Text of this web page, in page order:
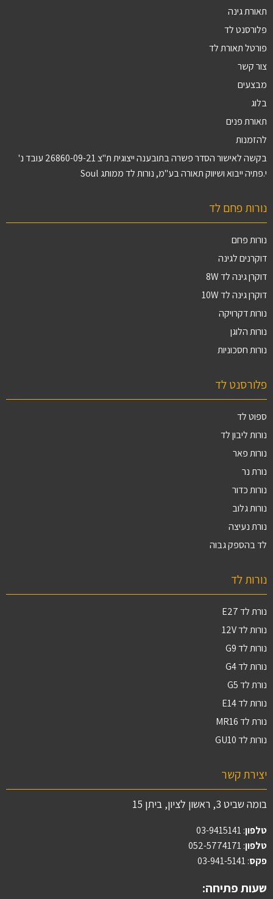
תאורת גינה
פלורסנט לד
פורטל תאורת לד
צור קשר
מבצעים
בלוג
תאורת פנים
להזמנות
בקשה לאישור הסדר פשרה בתובענה ייצוגית ת"צ 26860-09-21 עובד נ'
י.פתיה ייבוא ושיווק תאורה בע"מ, נורות לד ממותג Soul
נורות פחם לד
נורות פחם
דוקרנים לגינה
דוקרן גינה לד 8W
דוקרן גינה לד 10W
נורות דקרויקה
נורות הלוגן
נורות חסכוניות
פלורסנט לד
ספוט לד
נורות ליבון לד
נורות פאר
נורת נר
נורות כדור
נורות גלוב
נורת נעיצה
לד בהספק גבוה
נורות לד
נורת לד E27
נורות לד 12V
נורות לד G9
נורות לד G4
נורת לד G5
נורות לד E14
נורת לד MR16
נורות לד GU10
יצירת קשר
בומה שביט 3, ראשון לציון, ביתן 15
טלפון:
03-9415141
טלפון: 052-5774171
פקס: 03-941-5141
שעות פתיחה: